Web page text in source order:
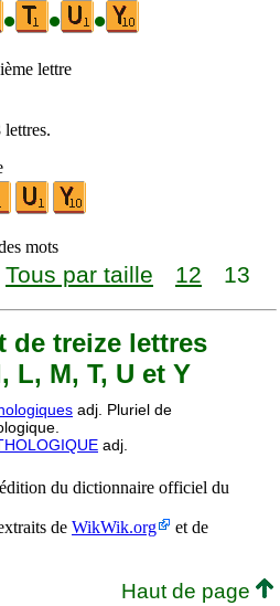
• • •
lettre
mots
Tous par taille 12 13
de treize lettres
L, M, T, U et Y
adj. Pluriel de
adj.
du dictionnaire officiel du
de WikWik.org
et de
Haut de page